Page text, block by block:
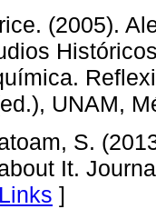
(2005).
UNAM,
S.
It.
Links ]